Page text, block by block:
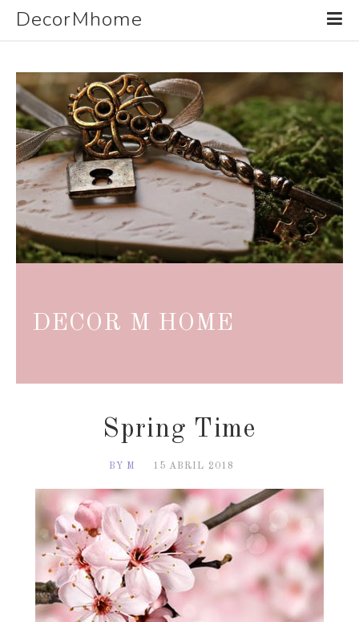
DecorMhome
DECOR M HOME
Spring Time
BY M 15 ABRIL 2018